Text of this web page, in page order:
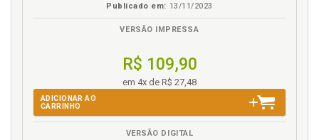
Publicado em: 13/11/2023
VERSÃO IMPRESSA
R$ 109,90
em 4x de R$ 27,48
ADICIONAR AO
CARRINHO
VERSÃO DIGITAL